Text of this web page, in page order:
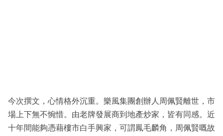
區
今次撰文，心情格外沉重。樂風集團創辦人周佩賢離世，市
場上下無不惋惜。由老牌發展商到地產炒家，皆有同感。近
十年間能夠憑藉樓市白手興家，可謂鳳毛麟角，周佩賢嘅故